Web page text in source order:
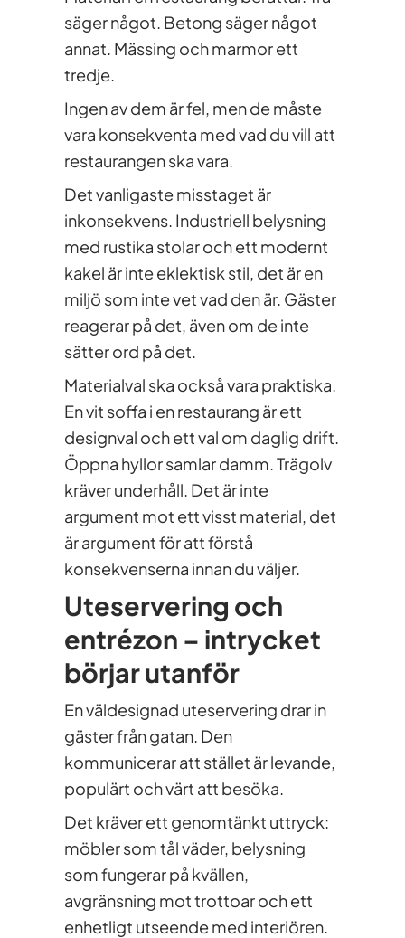
säger något. Betong säger något
annat. Mässing och marmor ett
tredje.
Ingen av dem är fel, men de måste
vara konsekventa med vad du vill att
restaurangen ska vara.
Det vanligaste misstaget är
inkonsekvens. Industriell belysning
med rustika stolar och ett modernt
kakel är inte eklektisk stil, det är en
miljö som inte vet vad den är. Gäster
reagerar på det, även om de inte
sätter ord på det.
Materialval ska också vara praktiska.
En vit soffa i en restaurang är ett
designval och ett val om daglig drift.
Öppna hyllor samlar damm. Trägolv
kräver underhåll. Det är inte
argument mot ett visst material, det
är argument för att förstå
konsekvenserna innan du väljer.
Uteservering och
entrézon – intrycket
börjar utanför
En väldesignad uteservering drar in
gäster från gatan. Den
kommunicerar att stället är levande,
populärt och värt att besöka.
Det kräver ett genomtänkt uttryck:
möbler som tål väder, belysning
som fungerar på kvällen,
avgränsning mot trottoar och ett
enhetligt utseende med interiören.